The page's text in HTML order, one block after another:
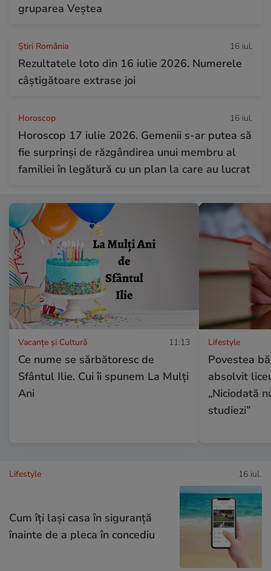
gruparea Veștea
Știri România 16 iul.
Rezultatele loto din 16 iulie 2026. Numerele
câștigătoare extrase joi
Horoscop 16 iul.
Horoscop 17 iulie 2026. Gemenii s-ar putea să
fie surprinși de răzgândirea unui membru al
familiei în legătură cu un plan la care au lucrat
Vacanțe și Cultură 11:13
Ce nume se sărbătoresc de
Sfântul Ilie. Cui îi spunem La Mulți
Ani
Lifestyle
Povestea
absolvit
„Niciodată
studiezi”
Lifestyle 16 iul.
Cum îţi laşi casa în siguranţă
înainte de a pleca în concediu